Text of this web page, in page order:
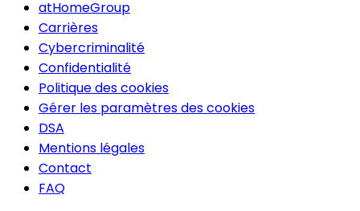
atHomeGroup
Carrières
Cybercriminalité
Confidentialité
Politique des cookies
Gérer les paramètres des cookies
DSA
Mentions légales
Contact
FAQ